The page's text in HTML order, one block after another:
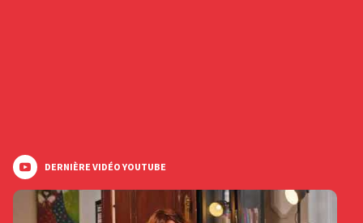
DERNIÈRE VIDÉO YOUTUBE